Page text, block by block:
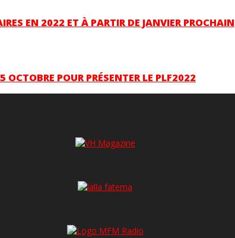
EN 2022 ET À PARTIR DE JANVIER PROCHAIN
POUR PRÉSENTER LE PLF2022